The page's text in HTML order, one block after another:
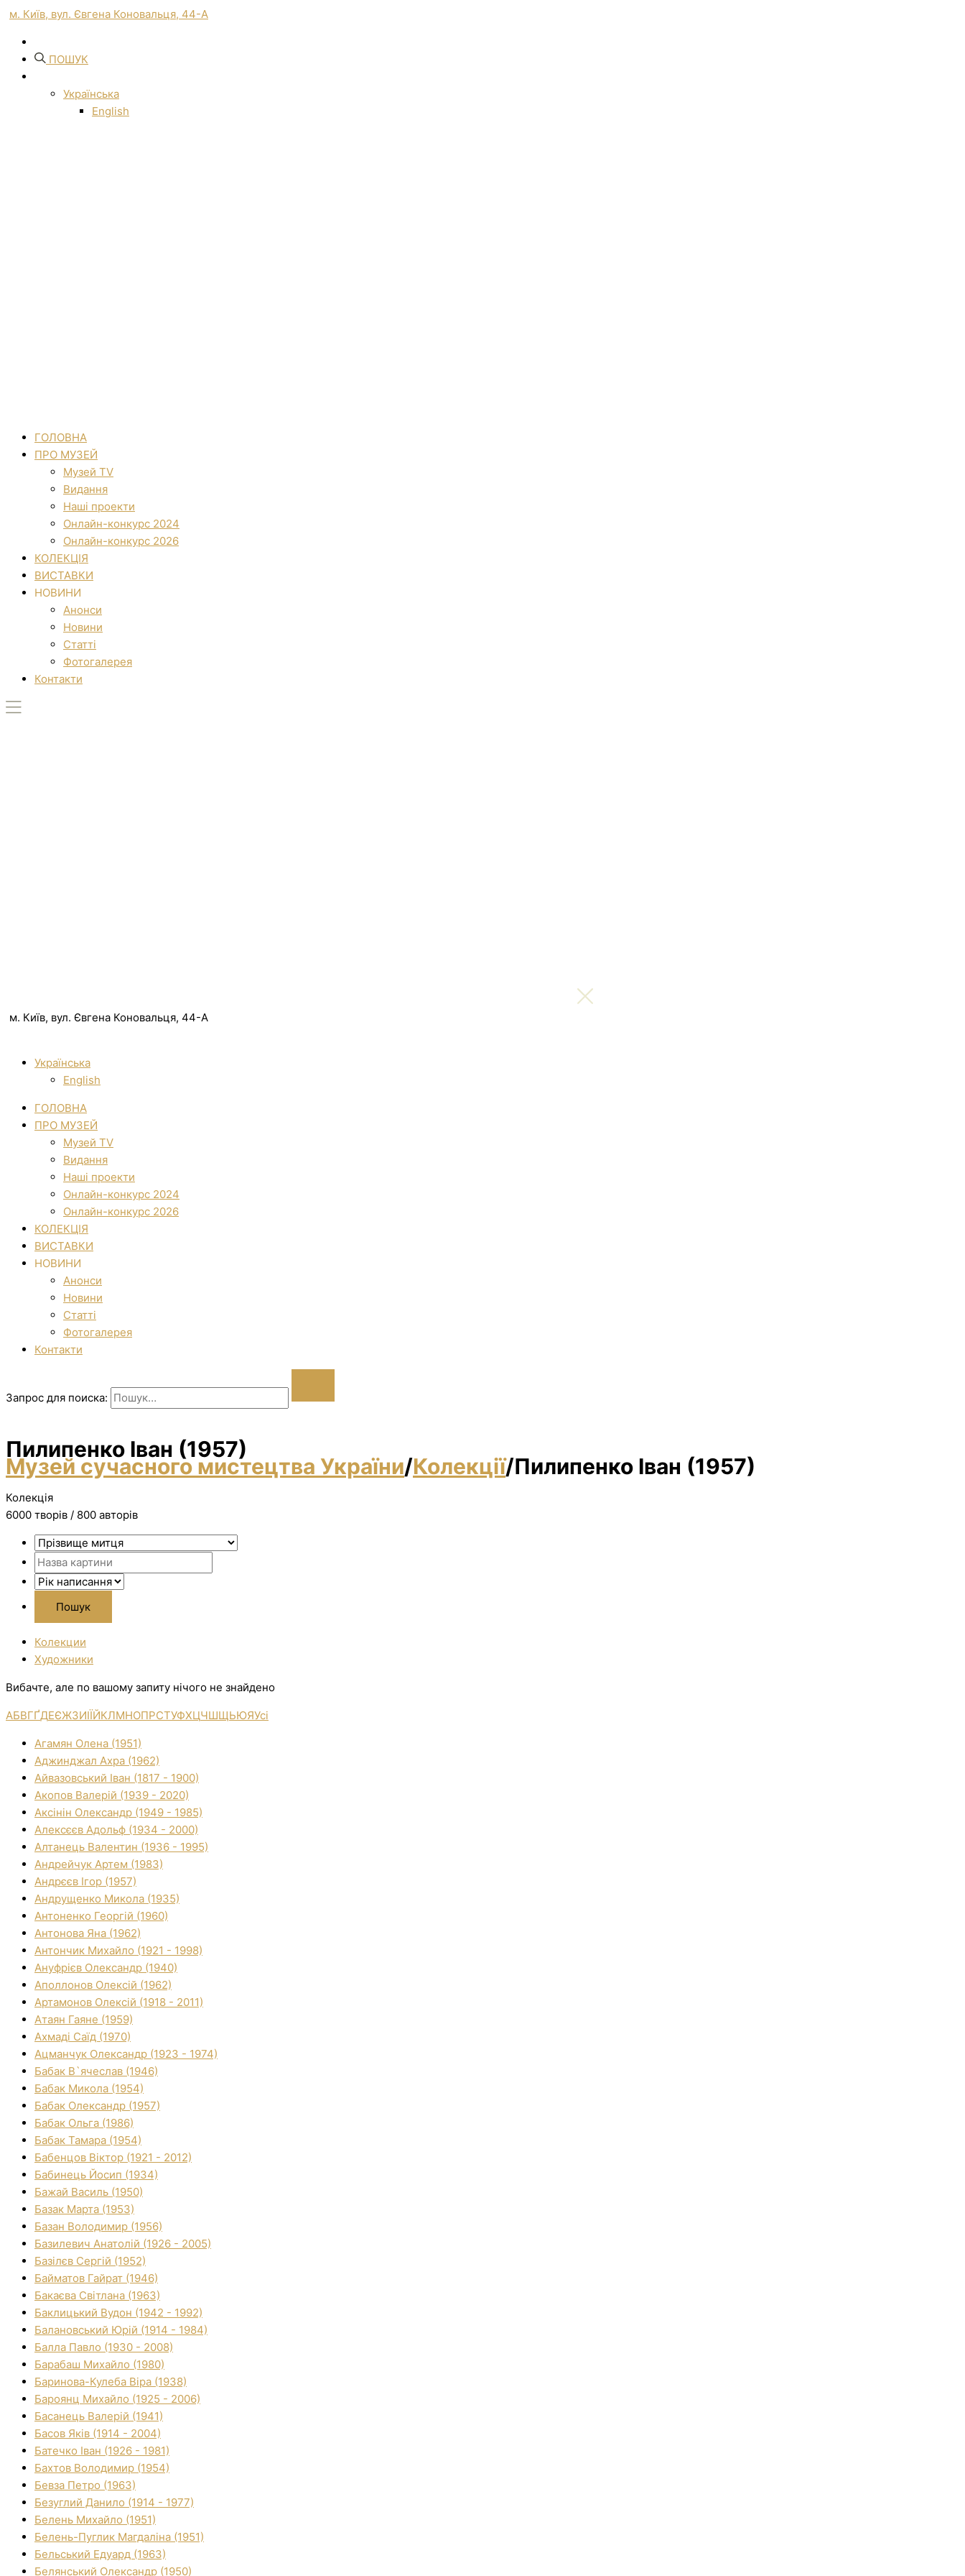
м. Київ, вул. Євгена Коновальця, 44-А
ПОШУК
Українська
English
ГОЛОВНА
ПРО МУЗЕЙ
Музей TV
Видання
Наші проекти
Онлайн-конкурс 2024
Онлайн-конкурс 2026
КОЛЕКЦІЯ
ВИСТАВКИ
НОВИНИ
Анонси
Новини
Статті
Фотогалерея
Контакти
м. Київ, вул. Євгена Коновальця, 44-А
Українська
English
ГОЛОВНА
ПРО МУЗЕЙ
Музей TV
Видання
Наші проекти
Онлайн-конкурс 2024
Онлайн-конкурс 2026
КОЛЕКЦІЯ
ВИСТАВКИ
НОВИНИ
Анонси
Новини
Статті
Фотогалерея
Контакти
Запрос для поиска:
Пилипенко Іван (1957)
Музей сучасного мистецтва України/Колекції/Пилипенко Іван (1957)
Колекція
6000 творiв / 800 авторів
Колекции
Художники
Вибачте, але по вашому запиту нічого не знайдено
АБВГҐДЕЄЖЗИІЇЙКЛМНОПРСТУФХЦЧШЩЬЮЯУсі
Агамян Олена (1951)
Аджинджал Ахра (1962)
Айвазовський Іван (1817 - 1900)
Акопов Валерій (1939 - 2020)
Аксінін Олександр (1949 - 1985)
Алексєєв Адольф (1934 - 2000)
Алтанець Валентин (1936 - 1995)
Андрейчук Артем (1983)
Андрєєв Ігор (1957)
Андрущенко Микола (1935)
Антоненко Георгій (1960)
Антонова Яна (1962)
Антончик Михайло (1921 - 1998)
Ануфрієв Олександр (1940)
Аполлонов Олексій (1962)
Артамонов Олексій (1918 - 2011)
Атаян Гаяне (1959)
Ахмаді Саїд (1970)
Ацманчук Олександр (1923 - 1974)
Бабак В`ячеслав (1946)
Бабак Микола (1954)
Бабак Олександр (1957)
Бабак Ольга (1986)
Бабак Тамара (1954)
Бабенцов Віктор (1921 - 2012)
Бабинець Йосип (1934)
Бажай Василь (1950)
Базак Марта (1953)
Базан Володимир (1956)
Базилевич Анатолій (1926 - 2005)
Базілєв Сергій (1952)
Байматов Гайрат (1946)
Бакаєва Світлана (1963)
Баклицький Вудон (1942 - 1992)
Балановський Юрій (1914 - 1984)
Балла Павло (1930 - 2008)
Барабаш Михайло (1980)
Баринова-Кулеба Віра (1938)
Бароянц Михайло (1925 - 2006)
Басанець Валерій (1941)
Басов Яків (1914 - 2004)
Батечко Іван (1926 - 1981)
Бахтов Володимир (1954)
Бевза Петро (1963)
Безуглий Данило (1914 - 1977)
Белень Михайло (1951)
Белень-Пуглик Магдаліна (1951)
Бельський Едуард (1963)
Белянський Олександр (1950)